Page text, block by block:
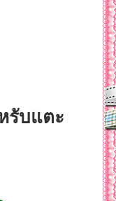
รับแตะ